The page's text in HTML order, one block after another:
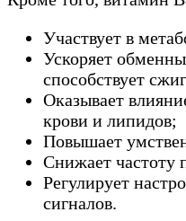
Участвует в
Ускоряет
способствует
Оказывает
крови и липидов;
Повышает
Снижает частоту
Регулирует
сигналов.